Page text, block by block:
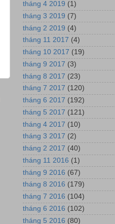
tháng 4 2019 (1)
tháng 3 2019 (7)
tháng 2 2019 (4)
tháng 11 2017 (4)
tháng 10 2017 (19)
tháng 9 2017 (3)
tháng 8 2017 (23)
tháng 7 2017 (120)
tháng 6 2017 (192)
tháng 5 2017 (121)
tháng 4 2017 (10)
tháng 3 2017 (2)
tháng 2 2017 (40)
tháng 11 2016 (1)
tháng 9 2016 (67)
tháng 8 2016 (179)
tháng 7 2016 (104)
tháng 6 2016 (102)
tháng 5 2016 (80)